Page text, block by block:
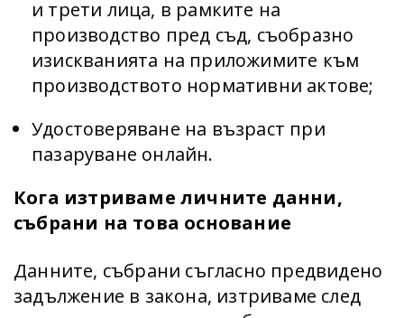
и трети лица, в рамките на
производство пред съд, съобразно
изискванията на приложимите към
производството нормативни актове;
Удостоверяване на възраст при
пазаруване онлайн.
Кога изтриваме личните данни,
събрани на това основание
Данните, събрани съгласно предвидено
задължение в закона, изтриваме след